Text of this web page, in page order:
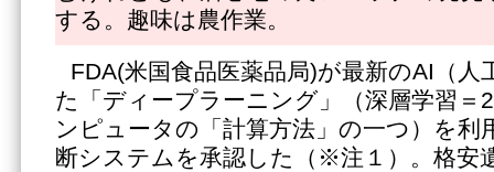
する。趣味は農作業。
FDA(米国食品医薬品局)が最新のAI（人
た「ディープラーニング」（深層学習＝
ンピュータの「計算方法」の一つ）を利
断システムを承認した（※注１）。格安